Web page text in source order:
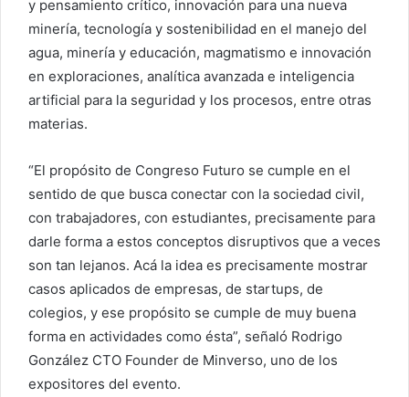
y pensamiento crítico, innovación para una nueva
minería, tecnología y sostenibilidad en el manejo del
agua, minería y educación, magmatismo e innovación
en exploraciones, analítica avanzada e inteligencia
artificial para la seguridad y los procesos, entre otras
materias.
“El propósito de Congreso Futuro se cumple en el
sentido de que busca conectar con la sociedad civil,
con trabajadores, con estudiantes, precisamente para
darle forma a estos conceptos disruptivos que a veces
son tan lejanos. Acá la idea es precisamente mostrar
casos aplicados de empresas, de startups, de
colegios, y ese propósito se cumple de muy buena
forma en actividades como ésta”, señaló Rodrigo
González CTO Founder de Minverso, uno de los
expositores del evento.